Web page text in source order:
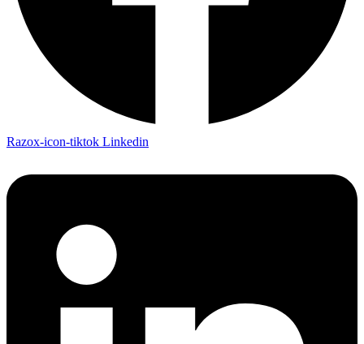
Razox-icon-tiktok Linkedin